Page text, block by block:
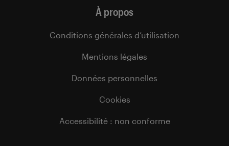
À propos
Conditions générales d’utilisation
Mentions légales
Données personnelles
Cookies
Accessibilité : non conforme